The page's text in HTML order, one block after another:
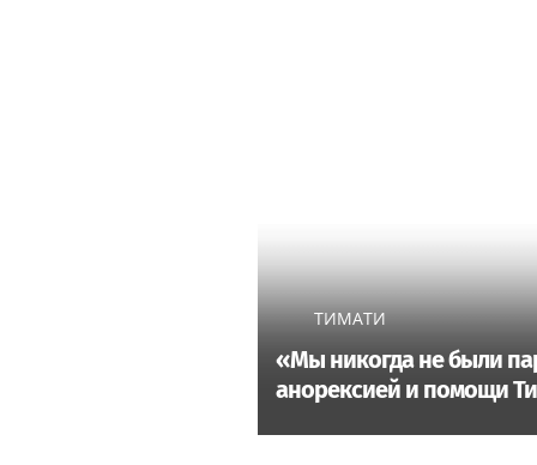
ТИМАТИ
«Мы никогда не были
анорексией и помощи